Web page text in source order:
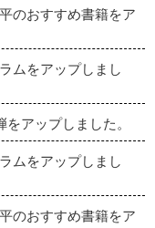
のおすすめ書籍をア
ムをアップしまし
アップしました。
ムをアップしまし
のおすすめ書籍をア